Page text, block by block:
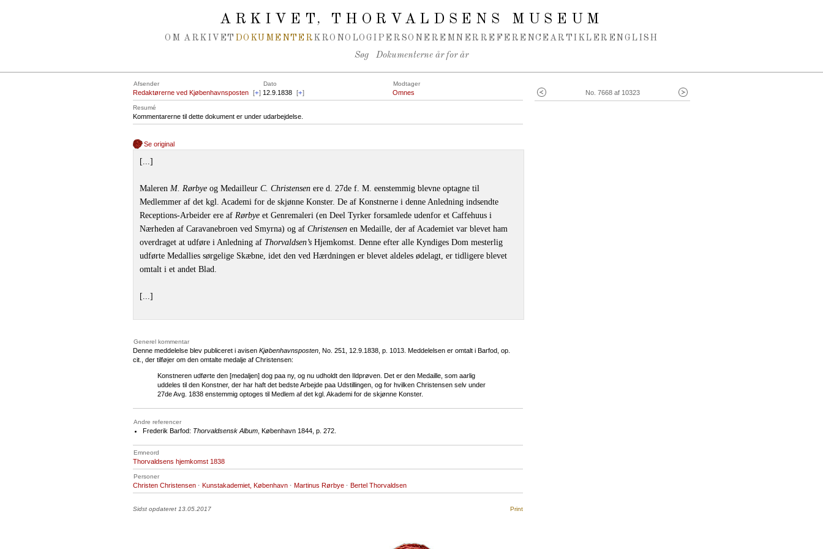
ARKIVET, THORVALDSENS MUSEUM
OM ARKIVET DOKUMENTER KRONOLOGI PERSONER EMNER REFERENCEARTIKLER ENGLISH
Søg Dokumenterne år for år
No. 7668 af 10323
Afsender Dato Modtager
Redaktørerne ved Kjøbenhavnsposten [+] 12.9.1838 [+] Omnes
Resumé
Kommentarerne til dette dokument er under udarbejdelse.
Se original
[...]
Maleren M. Rørbye og Medailleur C. Christensen ere d. 27de f. M. eenstemmig blevne optagne til
Medlemmer af det kgl. Academi for de skjønne Konster. De af Konstnerne i denne Anledning indsendte
Receptions-Arbeider ere af Rørbye et Genremaleri (en Deel Tyrker forsamlede udenfor et Caffehuus i
Nærheden af Caravanebroen ved Smyrna) og af Christensen en Medaille, der af Academiet var blevet ham
overdraget at udføre i Anledning af Thorvaldsen’s Hjemkomst. Denne efter alle Kyndiges Dom mesterlig
udførte Medallies sørgelige Skæbne, idet den ved Hærdningen er blevet aldeles ødelagt, er tidligere blevet
omtalt i et andet Blad.
[...]
Generel kommentar
Denne meddelelse blev publiceret i avisen Kjøbenhavnsposten , No. 251, 12.9.1838, p. 1013. Meddelelsen er omtalt i Barfod, op.
cit., der tilføjer om den omtalte medalje af Christensen:
Konstneren udførte den [medaljen] dog paa ny, og nu udholdt den Ildprøven. Det er den Medaille, som aarlig
uddeles til den Konstner, der har haft det bedste Arbejde paa Udstillingen, og for hvilken Christensen selv under
27de Avg. 1838 enstemmig optoges til Medlem af det kgl. Akademi for de skjønne Konster.
Andre referencer
Frederik Barfod: Thorvaldsensk Album , København 1844, p. 272.
Emneord
Thorvaldsens hjemkomst 1838
Personer
Christen Christensen · Kunstakademiet, København · Martinus Rørbye · Bertel Thorvaldsen
Sidst opdateret 13.05.2017 Print